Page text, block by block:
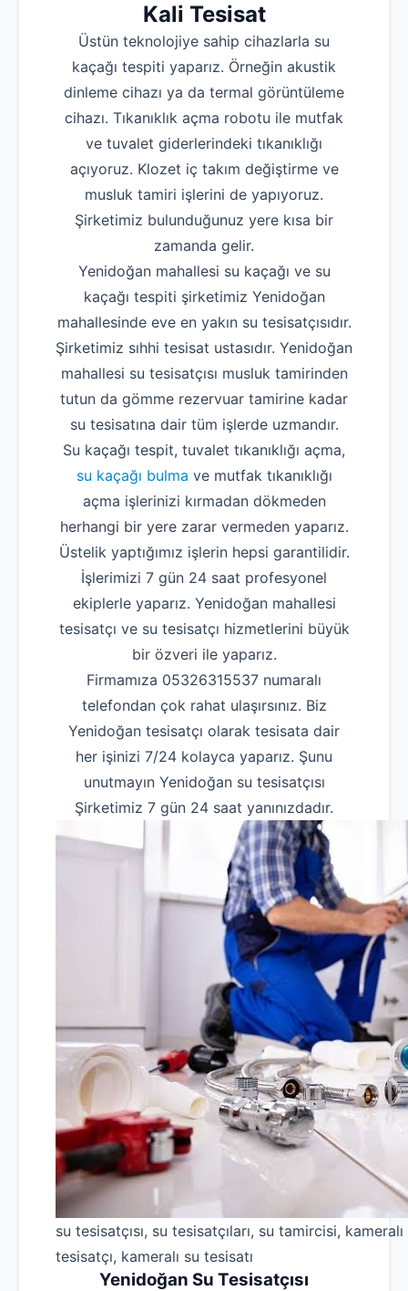
Kali Tesisat
Üstün teknolojiye sahip cihazlarla su
kaçağı tespiti yaparız. Örneğin akustik
dinleme cihazı ya da termal görüntüleme
cihazı. Tıkanıklık açma robotu ile mutfak
ve tuvalet giderlerindeki tıkanıklığı
açıyoruz. Klozet iç takım değiştirme ve
musluk tamiri işlerini de yapıyoruz.
Şirketimiz bulunduğunuz yere kısa bir
zamanda gelir.
Yenidoğan mahallesi su kaçağı ve su
kaçağı tespiti şirketimiz Yenidoğan
mahallesinde eve en yakın su tesisatçısıdır.
Şirketimiz sıhhi tesisat ustasıdır. Yenidoğan
mahallesi su tesisatçısı musluk tamirinden
tutun da gömme rezervuar tamirine kadar
su tesisatına dair tüm işlerde uzmandır.
Su kaçağı tespit, tuvalet tıkanıklığı açma,
su kaçağı bulma ve mutfak tıkanıklığı
açma işlerinizi kırmadan dökmeden
herhangi bir yere zarar vermeden yaparız.
Üstelik yaptığımız işlerin hepsi garantilidir.
İşlerimizi 7 gün 24 saat profesyonel
ekiplerle yaparız. Yenidoğan mahallesi
tesisatçı ve su tesisatçı hizmetlerini büyük
bir özveri ile yaparız.
Firmamıza 05326315537 numaralı
telefondan çok rahat ulaşırsınız. Biz
Yenidoğan tesisatçı olarak tesisata dair
her işinizi 7/24 kolayca yaparız. Şunu
unutmayın Yenidoğan su tesisatçısı
Şirketimiz 7 gün 24 saat yanınızdadır.
su tesisatçısı, su tesisatçıları, su tamircisi,
tesisatçı, kameralı su tesisatı
Yenidoğan Su Tesisatçısı